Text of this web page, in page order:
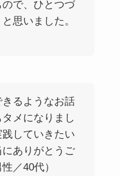
で、ひとつづ
思いました。
るようなお話
メになりまし
していきたい
ありがとうご
／40代）